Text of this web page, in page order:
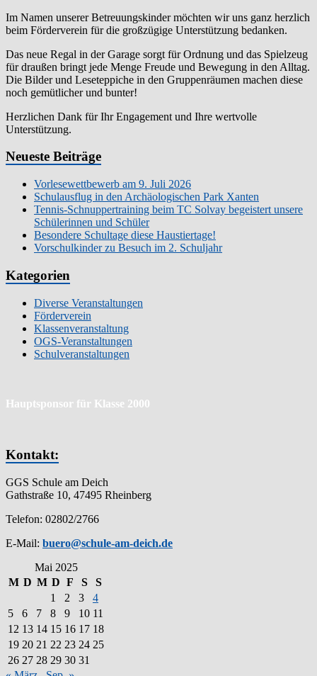
Im Namen unserer Betreuungskinder möchten wir uns ganz herzlich
beim Förderverein für die großzügige Unterstützung bedanken.
Das neue Regal in der Garage sorgt für Ordnung und das Spielzeug
für draußen bringt jede Menge Freude und Bewegung in den Alltag.
Die Bilder und Leseteppiche in den Gruppenräumen machen diese
noch gemütlicher und bunter!
Herzlichen Dank für Ihr Engagement und Ihre wertvolle
Unterstützung.
Neueste Beiträge
Vorlesewettbewerb am 9. Juli 2026
Schulausflug in den Archäologischen Park Xanten
Tennis-Schnuppertraining beim TC Solvay begeistert unsere
Schülerinnen und Schüler
Besondere Schultage diese Haustiertage!
Vorschulkinder zu Besuch im 2. Schuljahr
Kategorien
Diverse Veranstaltungen
Förderverein
Klassenveranstaltung
OGS-Veranstaltungen
Schulveranstaltungen
Hauptsponsor für Klasse 2000
Kontakt:
GGS Schule am Deich
Gathstraße 10, 47495 Rheinberg
Telefon: 02802/2766
E-Mail: buero@schule-am-deich.de
Mai 2025
M D M D F S
S
1
2 3
4
5
6 7 8 9 10 11
12 13 14 15 16 17 18
19 20 21 22 23 24 25
26 27 28 29 30 31